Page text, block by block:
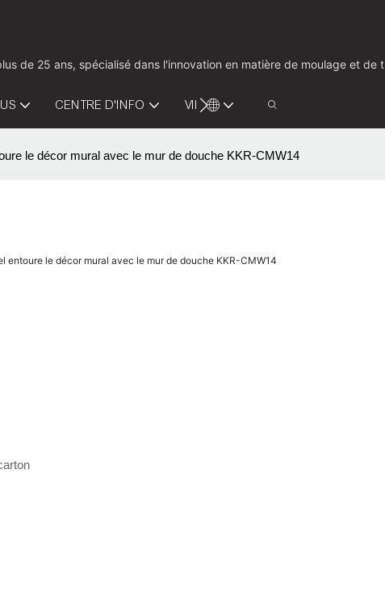
de 25 ans, spécialisé dans l'innovation en matière de moulage et de
CENTRE D'INFO VIDÉO CONTACTEZ-NOUS
le décor mural avec le mur de douche KKR-CMW14
entoure le décor mural avec le mur de douche KKR-CMW14